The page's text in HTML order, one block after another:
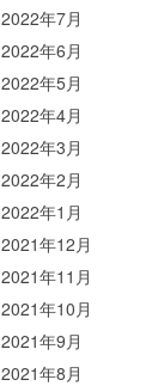
2022年7月
2022年6月
2022年5月
2022年4月
2022年3月
2022年2月
2022年1月
2021年12月
2021年11月
2021年10月
2021年9月
2021年8月